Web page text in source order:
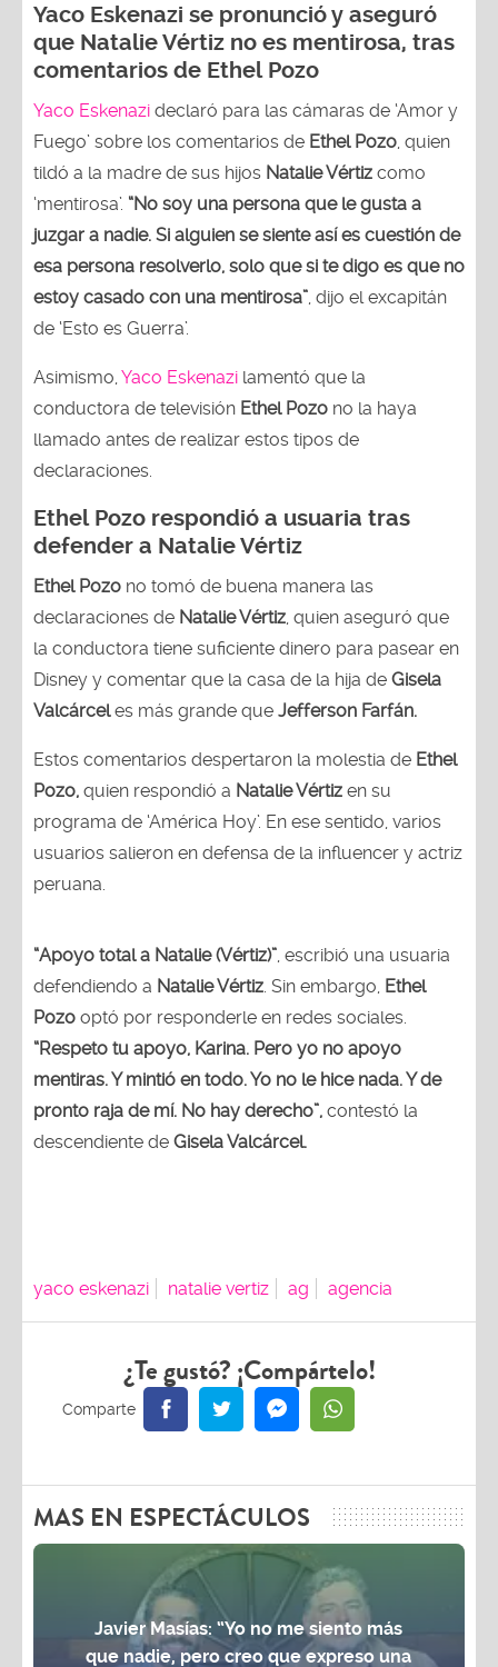
Yaco Eskenazi se pronunció y aseguró
que Natalie Vértiz no es mentirosa, tras
comentarios de Ethel Pozo
Yaco Eskenazi declaró para las cámaras de ‘Amor y
Fuego’ sobre los comentarios de Ethel Pozo , quien
tildó a la madre de sus hijos Natalie Vértiz como
‘mentirosa’. “No soy una persona que le gusta a
juzgar a nadie. Si alguien se siente así es cuestión de
esa persona resolverlo, solo que si te digo es que no
estoy casado con una mentirosa” , dijo el excapitán
de ‘Esto es Guerra’.
Asimismo, Yaco Eskenazi lamentó que la
conductora de televisión Ethel Pozo no la haya
llamado antes de realizar estos tipos de
declaraciones.
Ethel Pozo respondió a usuaria tras
defender a Natalie Vértiz
Ethel Pozo no tomó de buena manera las
declaraciones de Natalie Vértiz , quien aseguró que
la conductora tiene suficiente dinero para pasear en
Disney y comentar que la casa de la hija de Gisela
Valcárceles más grande que Jefferson Farfán.
Estos comentarios despertaron la molestia de Ethel
Pozo, quien respondió a Natalie Vértiz en su
programa de ‘América Hoy’. En ese sentido, varios
usuarios salieron en defensa de la influencer y actriz
peruana.
“Apoyo total a Natalie (Vértiz)” , escribió una usuaria
defendiendo a Natalie Vértiz . Sin embargo, Ethel
Pozo optó por responderle en redes sociales.
“Respeto tu apoyo, Karina. Pero yo no apoyo
mentiras. Y mintió en todo. Yo no le hice nada. Y de
pronto raja de mí. No hay derecho”, contestó la
descendiente de Gisela Valcárcel.
yaco eskenazi natalie vertiz ag agencia
¿Te gustó? ¡Compártelo!
MAS EN ESPECTÁCULOS
Javier Masías: “Yo no me siento más
que nadie, pero creo que expreso una